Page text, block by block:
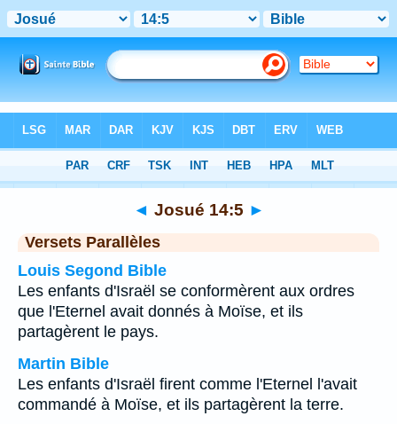
Chapitre 14> Verset 5
◄ Josué 14:5 ►
Versets Parallèles
Louis Segond Bible
Les enfants d'Israël se conformèrent aux ordres
que l'Eternel avait donnés à Moïse, et ils
partagèrent le pays.
Martin Bible
Les enfants d'Israël firent comme l'Eternel l'avait
commandé à Moïse, et ils partagèrent la terre.